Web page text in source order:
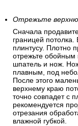
Отрежьте
Сначала
границей
плинтусу. Плотно
отрежьте
шпатель и нож.
плавным, под
После этого
верхнему краю
точно совпадет с
рекомендуется
отрезания
влажной губкой.